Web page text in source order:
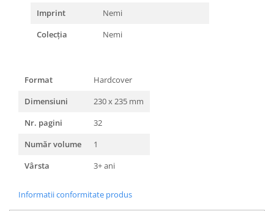
Imprint
Nemi
Colecția
Nemi
Format
Hardcover
Dimensiuni
230 x 235 mm
Nr. pagini
32
Număr volume
1
Vârsta
3+ ani
Informatii conformitate produs